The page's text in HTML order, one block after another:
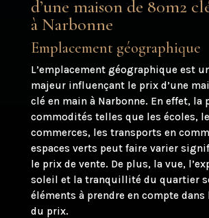
d’une maison de 80m2
à Narbonne
Emplacement géographique
L’emplacement géographique est
majeur influençant le prix d’une
clé en main à Narbonne. En effet, la
commodités telles que les écoles,
commerces, les transports en
espaces verts peut faire varier
le prix de vente. De plus, la vue,
soleil et la tranquillité du quartier
éléments à prendre en compte
du prix.